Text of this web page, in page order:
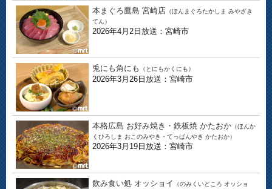
本まぐろ鷹島 宮崎店 （ほんまぐろたかしま みやざき
てん）
2026年4月2日放送：宮崎市
兎にも角にも （とにもかくにも）
2026年3月26日放送：宮崎市
本格広島 お好み焼き・鉄板焼 かたおか （ほんか
くひろしま おこのみやき・てっぱんやき かたおか）
2026年3月19日放送：宮崎市
飲み食い処 オッショイ
（のみくいどころ オッショ